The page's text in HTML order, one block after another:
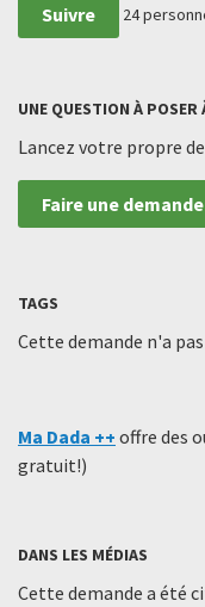
Suivre 24
UNE QUESTION À
Lancez votre propre
Faire une demande
TAGS
Cette demande n'a
Ma Dada ++ offre des
gratuit!)
DANS LES MÉDIAS
Cette demande a été